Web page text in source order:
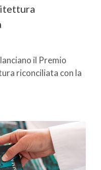
il Premio
riconciliata con la